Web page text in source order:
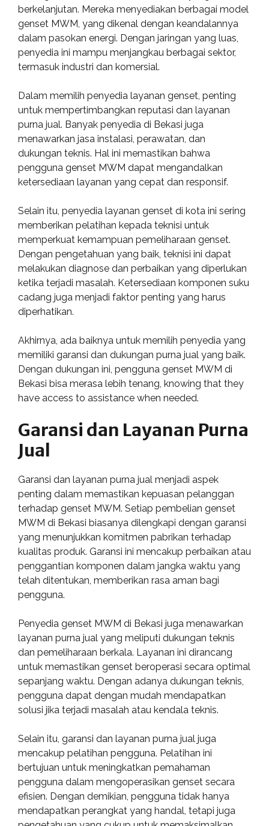
berkelanjutan. Mereka menyediakan berbagai model
genset MWM, yang dikenal dengan keandalannya
dalam pasokan energi. Dengan jaringan yang luas,
penyedia ini mampu menjangkau berbagai sektor,
termasuk industri dan komersial.
Dalam memilih penyedia layanan genset, penting
untuk mempertimbangkan reputasi dan layanan
purna jual. Banyak penyedia di Bekasi juga
menawarkan jasa instalasi, perawatan, dan
dukungan teknis. Hal ini memastikan bahwa
pengguna genset MWM dapat mengandalkan
ketersediaan layanan yang cepat dan responsif.
Selain itu, penyedia layanan genset di kota ini sering
memberikan pelatihan kepada teknisi untuk
memperkuat kemampuan pemeliharaan genset.
Dengan pengetahuan yang baik, teknisi ini dapat
melakukan diagnose dan perbaikan yang diperlukan
ketika terjadi masalah. Ketersediaan komponen suku
cadang juga menjadi faktor penting yang harus
diperhatikan.
Akhirnya, ada baiknya untuk memilih penyedia yang
memiliki garansi dan dukungan purna jual yang baik.
Dengan dukungan ini, pengguna genset MWM di
Bekasi bisa merasa lebih tenang, knowing that they
have access to assistance when needed.
Garansi dan Layanan Purna
Jual
Garansi dan layanan purna jual menjadi aspek
penting dalam memastikan kepuasan pelanggan
terhadap genset MWM. Setiap pembelian genset
MWM di Bekasi biasanya dilengkapi dengan garansi
yang menunjukkan komitmen pabrikan terhadap
kualitas produk. Garansi ini mencakup perbaikan atau
penggantian komponen dalam jangka waktu yang
telah ditentukan, memberikan rasa aman bagi
pengguna.
Penyedia genset MWM di Bekasi juga menawarkan
layanan purna jual yang meliputi dukungan teknis
dan pemeliharaan berkala. Layanan ini dirancang
untuk memastikan genset beroperasi secara optimal
sepanjang waktu. Dengan adanya dukungan teknis,
pengguna dapat dengan mudah mendapatkan
solusi jika terjadi masalah atau kendala teknis.
Selain itu, garansi dan layanan purna jual juga
mencakup pelatihan pengguna. Pelatihan ini
bertujuan untuk meningkatkan pemahaman
pengguna dalam mengoperasikan genset secara
efisien. Dengan demikian, pengguna tidak hanya
mendapatkan perangkat yang handal, tetapi juga